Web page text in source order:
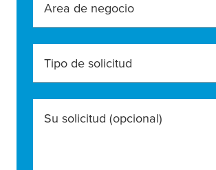
Area de negocio
Tipo de solicitud
Su solicitud (opcional)